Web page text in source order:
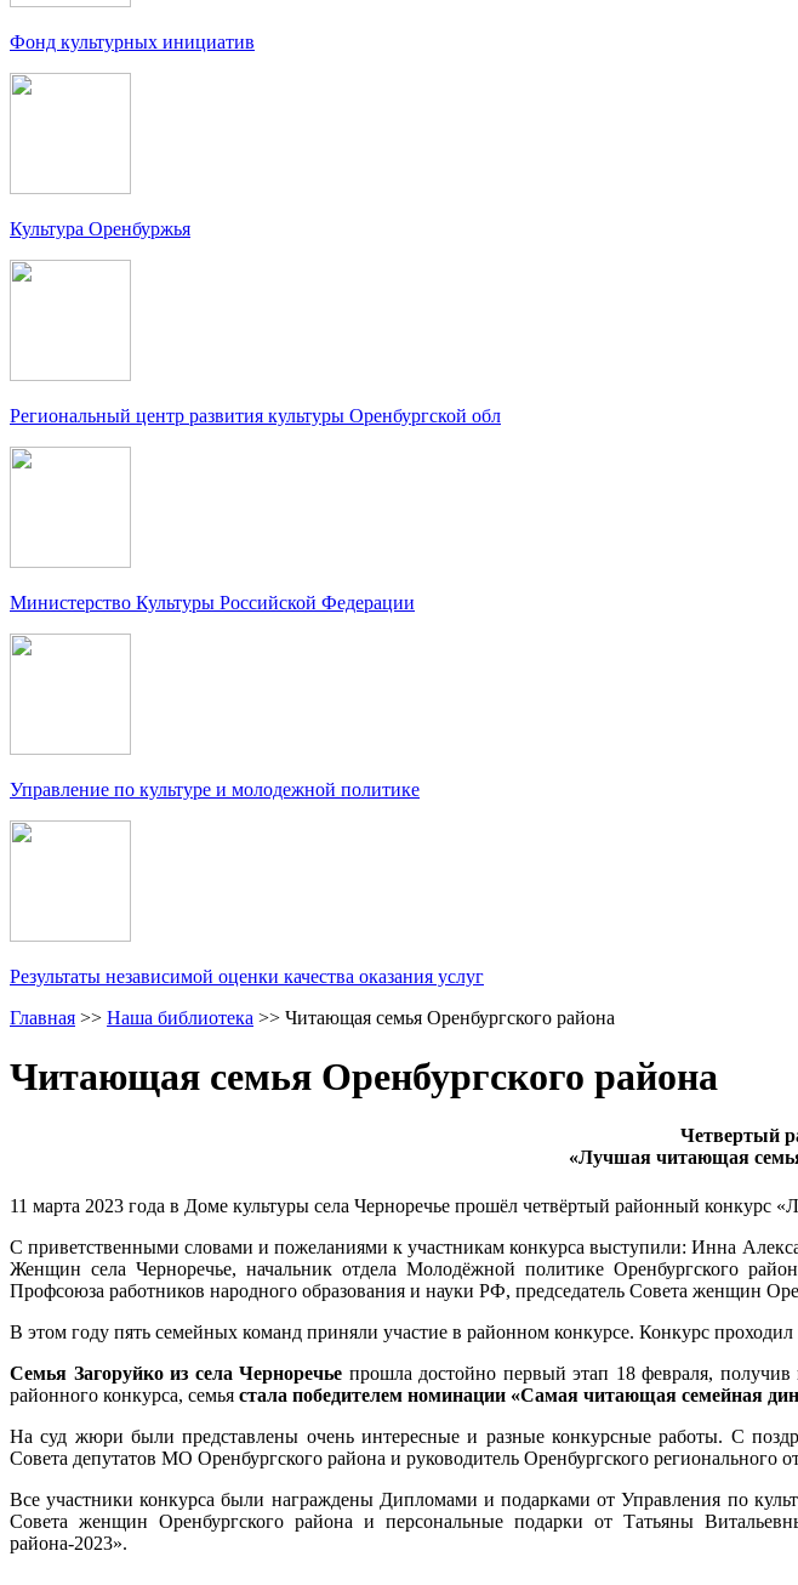
Фонд культурных инициатив
Культура Оренбуржья
Региональный центр развития культуры Оренбургской обл
Министерство Культуры Российской Федерации
Управление по культуре и молодежной политике
Результаты независимой оценки качества оказания услуг
Главная >> Наша библиотека >> Читающая семья Оренбургского района
Читающая семья Оренбургского района
Четвертый
«Лучшая читающая
11 марта 2023 года в Доме культуры села Черноречье прошёл четвёртый районный конкурс
С приветственными словами и пожеланиями к участникам конкурса выступили: Инна
Женщин села Черноречье, начальник отдела Молодёжной политике Оренбургского
Профсоюза работников народного образования и науки РФ, председатель Совета женщин
В этом году пять семейных команд приняли участие в районном конкурсе. Конкурс проходил
Семья Загоруйко из села Черноречье прошла достойно первый этап 18 февраля,
районного конкурса, семья стала победителем номинации «Самая читающая семейная
На суд жюри были представлены очень интересные и разные конкурсные работы. С
Совета депутатов МО Оренбургского района и руководитель Оренбургского
Все участники конкурса были награждены Дипломами и подарками от Управления по
Совета женщин Оренбургского района и персональные подарки от Татьяны
района-2023».